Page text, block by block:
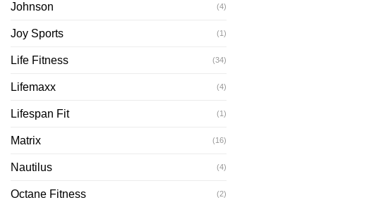
Johnson (4)
Joy Sports (1)
Life Fitness (34)
Lifemaxx (4)
Lifespan Fit (1)
Matrix (16)
Nautilus (4)
Octane Fitness (2)